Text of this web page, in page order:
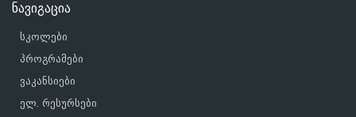
ნავიგაცია
სკოლები
პროგრამები
ვაკანსიები
ელ. რესურსები